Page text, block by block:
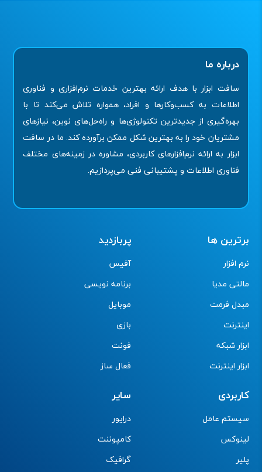
درباره ما
سافت ابزار با هدف ارائه بهترین خدمات نرم‌افزاری و فناوری
اطلاعات به کسب‌وکارها و افراد، همواره تلاش می‌کند تا با
بهره‌گیری از جدیدترین تکنولوژی‌ها و راه‌حل‌های نوین، نیازهای
مشتریان خود را به بهترین شکل ممکن برآورده کند. ما در سافت
ابزار به ارائه نرم‌افزارهای کاربردی، مشاوره در زمینه‌های مختلف
فناوری اطلاعات و پشتیبانی فنی می‌پردازیم.
برترین ها
نرم افزار
مالتی مدیا
مبدل فرمت
اینترنت
ابزار شبکه
ابزار اینترنت
پربازدید
آفیس
برنامه نویسی
موبایل
بازی
فونت
فعال ساز
کاربردی
سیستم عامل
لینوکس
پلیر
سایر
درایور
کامپوننت
گرافیک